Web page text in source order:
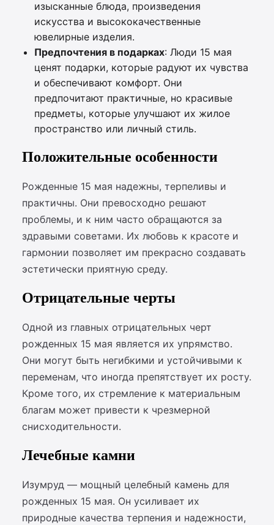
изысканные блюда, произведения
искусства и высококачественные
ювелирные изделия.
Предпочтения в подарках: Люди 15 мая
ценят подарки, которые радуют их чувства
и обеспечивают комфорт. Они
предпочитают практичные, но красивые
предметы, которые улучшают их жилое
пространство или личный стиль.
Положительные особенности
Рожденные 15 мая надежны, терпеливы и
практичны. Они превосходно решают
проблемы, и к ним часто обращаются за
здравыми советами. Их любовь к красоте и
гармонии позволяет им прекрасно создавать
эстетически приятную среду.
Отрицательные черты
Одной из главных отрицательных черт
рожденных 15 мая является их упрямство.
Они могут быть негибкими и устойчивыми к
переменам, что иногда препятствует их росту.
Кроме того, их стремление к материальным
благам может привести к чрезмерной
снисходительности.
Лечебные камни
Изумруд — мощный целебный камень для
рожденных 15 мая. Он усиливает их
природные качества терпения и надежности,